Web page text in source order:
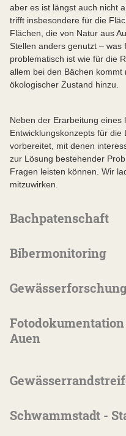
aber es ist längst auch nicht
trifft insbesondere für die
Flächen, die von Natur aus
Stellen anders genutzt –
problematisch ist wie für die
allem bei den Bächen
ökologischer Zustand hinzu.
Neben der Erarbeitung eines
Entwicklungskonzepts für die
vorbereitet, mit denen
zur Lösung bestehender
Fragen leisten können. Wir
mitzuwirken.
Bachpatenschaft
Bibermonitoring
Auen
Schwammstadt -